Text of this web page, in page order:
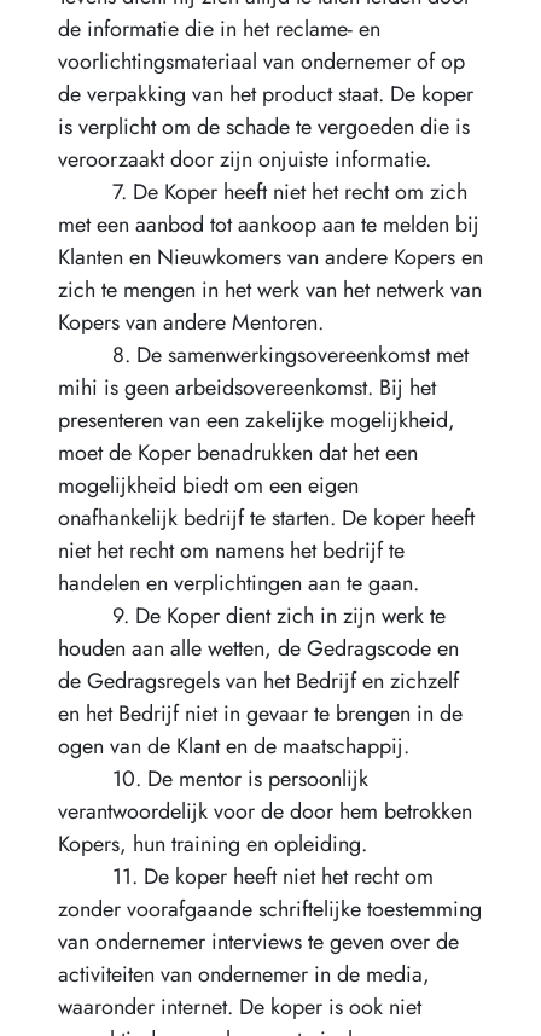
de informatie die in het reclame- en
voorlichtingsmateriaal van ondernemer of op
de verpakking van het product staat. De koper
is verplicht om de schade te vergoeden die is
veroorzaakt door zijn onjuiste informatie.
7. De Koper heeft niet het recht om zich
met een aanbod tot aankoop aan te melden bij
Klanten en Nieuwkomers van andere Kopers en
zich te mengen in het werk van het netwerk van
Kopers van andere Mentoren.
8. De samenwerkingsovereenkomst met
mihi is geen arbeidsovereenkomst. Bij het
presenteren van een zakelijke mogelijkheid,
moet de Koper benadrukken dat het een
mogelijkheid biedt om een eigen
onafhankelijk bedrijf te starten. De koper heeft
niet het recht om namens het bedrijf te
handelen en verplichtingen aan te gaan.
9. De Koper dient zich in zijn werk te
houden aan alle wetten, de Gedragscode en
de Gedragsregels van het Bedrijf en zichzelf
en het Bedrijf niet in gevaar te brengen in de
ogen van de Klant en de maatschappij.
10. De mentor is persoonlijk
verantwoordelijk voor de door hem betrokken
Kopers, hun training en opleiding.
11. De koper heeft niet het recht om
zonder voorafgaande schriftelijke toestemming
van ondernemer interviews te geven over de
activiteiten van ondernemer in de media,
waaronder internet. De koper is ook niet